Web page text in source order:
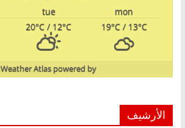
mon
tue
19°C/ 13°C
20°C / 12°C
powered by
Weather Atlas
الأرشيف